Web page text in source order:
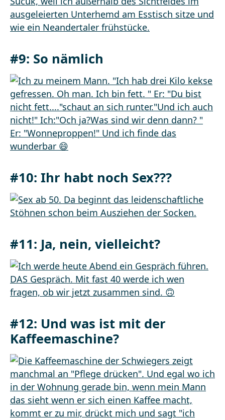
#9: So nämlich
#10: Ihr habt noch Sex???
#11: Ja, nein, vielleicht?
#12: Und was ist mit der
Kaffeemaschine?